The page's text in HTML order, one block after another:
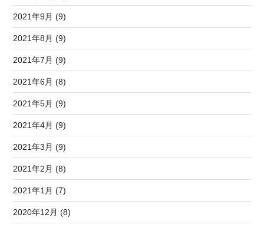
2021年9月 (9)
2021年8月 (9)
2021年7月 (9)
2021年6月 (8)
2021年5月 (9)
2021年4月 (9)
2021年3月 (9)
2021年2月 (8)
2021年1月 (7)
2020年12月 (8)